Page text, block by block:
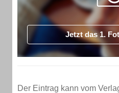
Jetzt das 1.
Der Eintrag kann vom